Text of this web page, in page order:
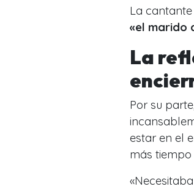
La cantante
«el marido
La
Por su
estar en el
más